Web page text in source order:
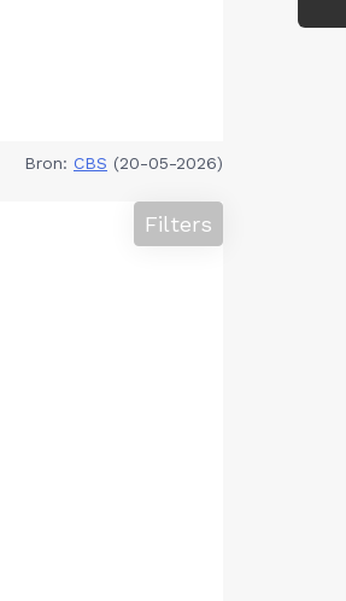
Bron: CBS (20-05-2026)
Filters